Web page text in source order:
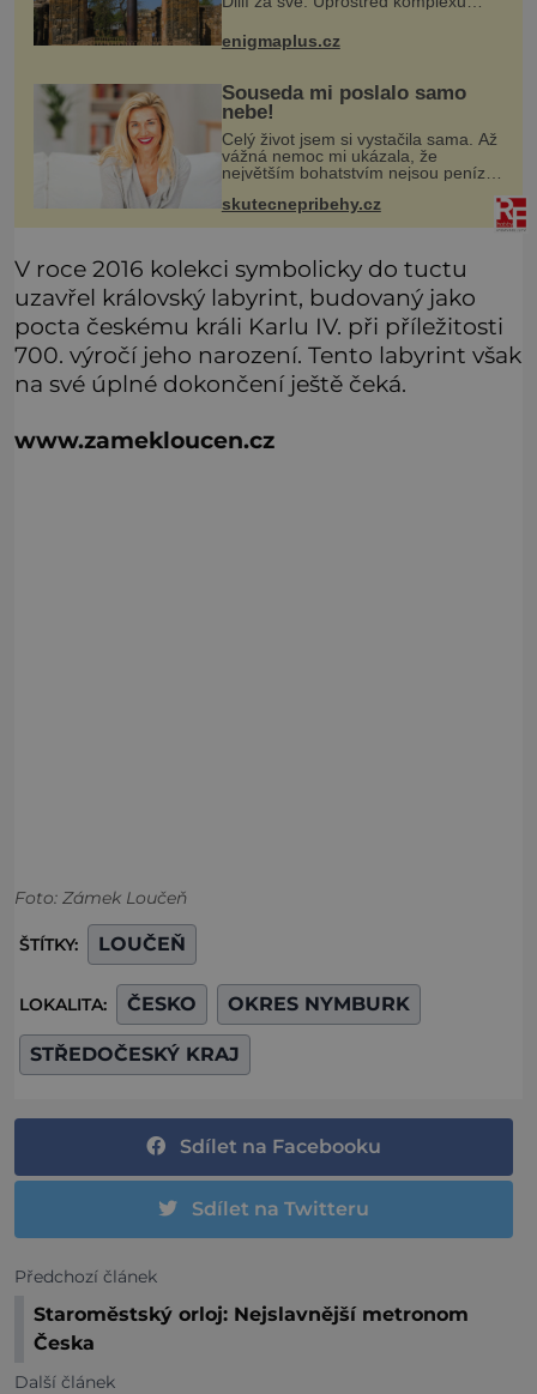
Qutb stojí více než sedm metrů
vysoký železný sloup, který už
přibližně 1 600 let odolává počasí
enigmaplus.cz
Souseda mi poslalo samo
nebe!
Celý život jsem si vystačila sama. Až
vážná nemoc mi ukázala, že
největším bohatstvím nejsou peníze
ochotný podat pomocnou ruku.
Vždycky jsem byla spíš samotářka.
skutecnepribehy.cz
V roce 2016 kolekci symbolicky do tuctu
uzavřel královský labyrint, budovaný jako
pocta českému králi Karlu IV. při příležitosti
700. výročí jeho narození. Tento labyrint však
na své úplné dokončení ještě čeká.
www.zamekloucen.cz
Foto: Zámek Loučeň
ŠTÍTKY: LOUČEŇ
LOKALITA: ČESKO OKRES NYMBURK
STŘEDOČESKÝ KRAJ
Sdílet na Facebooku
Sdílet na Twitteru
Předchozí článek
Staroměstský orloj: Nejslavnější metronom
Česka
Další článek